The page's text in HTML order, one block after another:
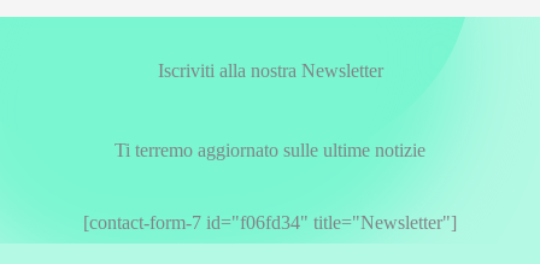
Iscriviti alla nostra Newsletter
Ti terremo aggiornato sulle ultime notizie
[contact-form-7 id="f06fd34" title="Newsletter"]